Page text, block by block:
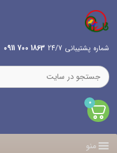
شماره پشتیبانی 24/7 1863 700 0911
0
منو